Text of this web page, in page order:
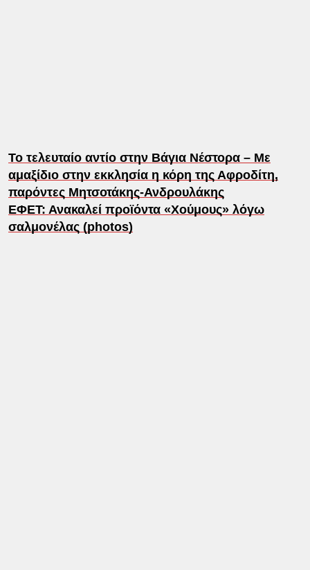
Το τελευταίο αντίο στην Βάγια Νέστορα – Με
αμαξίδιο στην εκκλησία η κόρη της Αφροδίτη,
παρόντες Μητσοτάκης-Ανδρουλάκης
ΕΦΕΤ: Ανακαλεί προϊόντα «Χούμους» λόγω
σαλμονέλας (photos)